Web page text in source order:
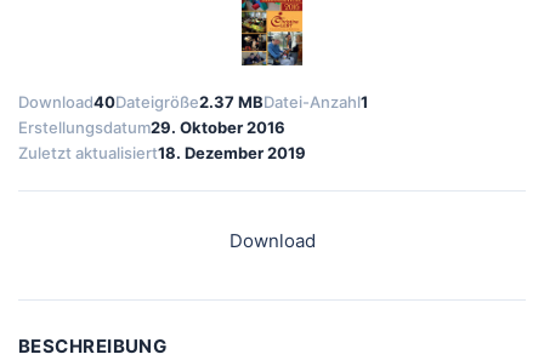
Download40Dateigröße2.37 MBDatei-Anzahl1
Erstellungsdatum29. Oktober 2016
Zuletzt aktualisiert18. Dezember 2019
Download
BESCHREIBUNG